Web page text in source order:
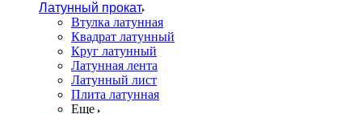
Латунный прокат
Втулка латунная
Квадрат латунный
Круг латунный
Латунная лента
Латунный лист
Плита латунная
Еще